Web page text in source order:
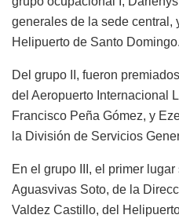
generales de la sede central,
Helipuerto de Santo Domingo.
Del grupo II, fueron
del Aeropuerto Internacional
Francisco Peña Gómez, y
la División de Servicios
En el grupo III, el primer
Aguasvivas Soto, de la
Valdez Castillo, del